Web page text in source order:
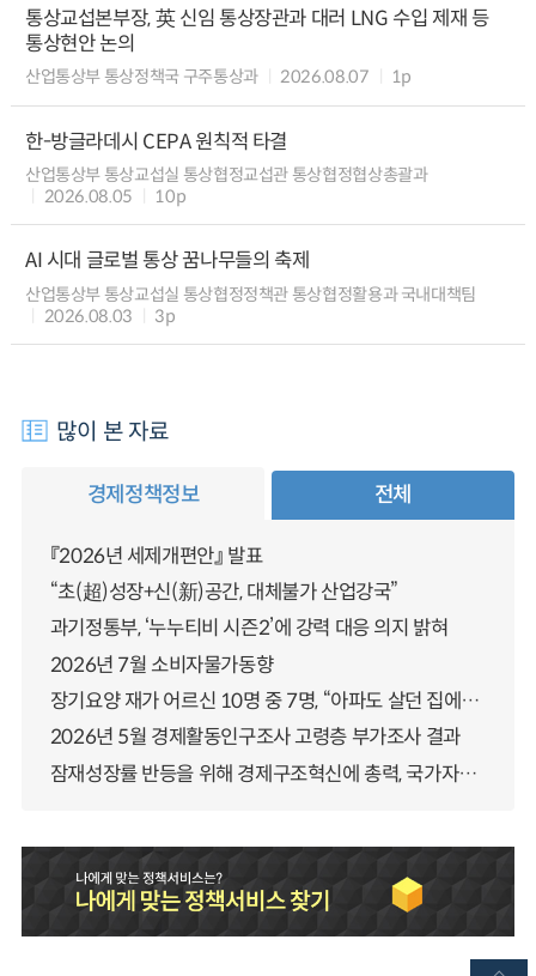
통상교섭본부장, 英 신임 통상장관과 대러 LNG 수입 제재 등
통상현안 논의
산업통상부 통상정책국 구주통상과 2026.08.07 1p
한-방글라데시 CEPA 원칙적 타결
산업통상부 통상교섭실 통상협정교섭관 통상협정협상총괄과
2026.08.05
10p
AI 시대 글로벌 통상 꿈나무들의 축제
산업통상부 통상교섭실 통상협정정책관 통상협정활용과 국내대책팀
2026.08.03
3p
많이 본 자료
경제정책정보 전체
『2026년 세제개편안』 발표
“초(超)성장+신(新)공간, 대체불가 산업강국”
과기정통부, ‘누누티비 시즌2’에 강력 대응 의지 밝혀
2026년 7월 소비자물가동향
장기요양 재가 어르신 10명 중 7명, “아파도 살던 집에서 살겠다” 「2025년 장기요양실태조사」 결과 발표
2026년 5월 경제활동인구조사 고령층 부가조사 결과
잠재성장률 반등을 위해 경제구조혁신에 총력, 국가자산 관리체계 대전환